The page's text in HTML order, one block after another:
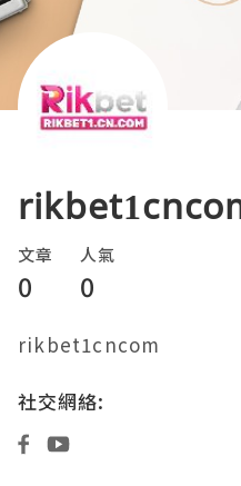
文章
0
人氣
0
rikbet1cncom
社交網絡: